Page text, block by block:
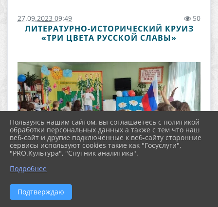
27.09.2023 09:49 50
ЛИТЕРАТУРНО-ИСТОРИЧЕСКИЙ КРУИЗ
«ТРИ ЦВЕТА РУССКОЙ СЛАВЫ»
Пользуясь нашим сайтом, вы соглашаетесь с политикой
обработки персональных данных а также с тем что наш
веб-сайт и другие подключенные к веб-сайту сторонние
сервисы используют cookies такие как "Госуслуги",
"PRO.Культура", "Спутник аналитика".
Подробнее
Подтверждаю